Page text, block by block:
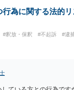
行為に関する法的
#釈放・保釈 #不起訴
#逮